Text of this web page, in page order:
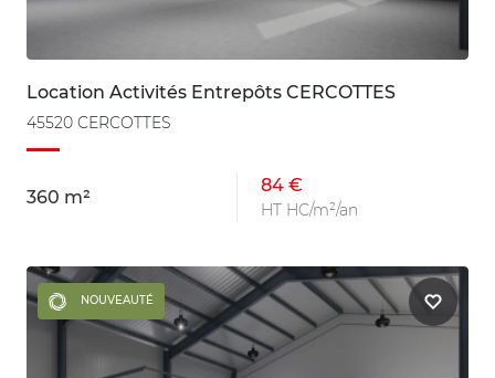
Location Activités Entrepôts CERCOTTES
45520 CERCOTTES
360 m²
84 €
HT HC/m²/an
NOUVEAUTÉ